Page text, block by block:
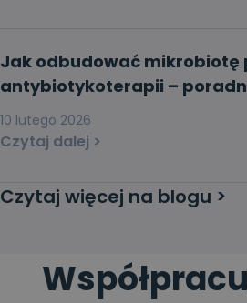
Jak odbudować mikrobiotę
antybiotykoterapii –
Czytaj dalej >
10 lutego 2026
Czytaj więcej na blogu >